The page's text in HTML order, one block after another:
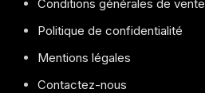
Conditions générales de vente
Politique de confidentialité
Mentions légales
Contactez-nous